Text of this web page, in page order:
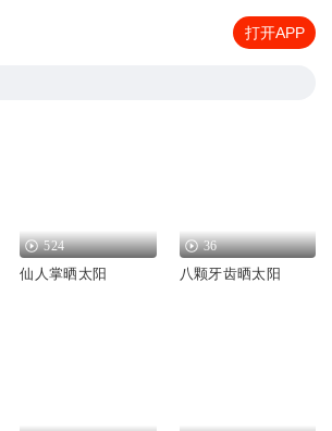
打开APP
524
仙人掌晒太阳
36
八颗牙齿晒太阳